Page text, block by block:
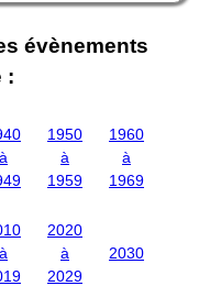
évènements
:
à
1950
à
1959
1960
à
1969
à
2020
à
2029
2030